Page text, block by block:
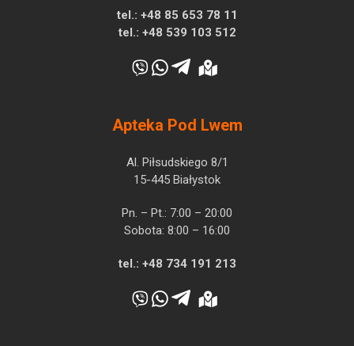
tel.: +48 85 653 78 11
tel.: +48 539 103 512
Apteka Pod Lwem
Al. Piłsudskiego 8/1
15-445 Białystok
Pn. – Pt.: 7:00 – 20:00
Sobota: 8:00 – 16:00
tel.: +48 734 191 213